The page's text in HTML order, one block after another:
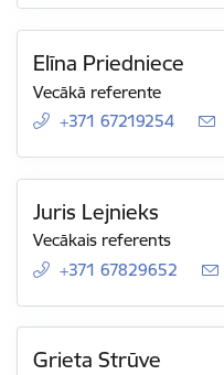
Elīna Priedniece
Vecākā referente
+371 67219254
Juris Lejnieks
Vecākais referents
+371 67829652
Grieta Strūve